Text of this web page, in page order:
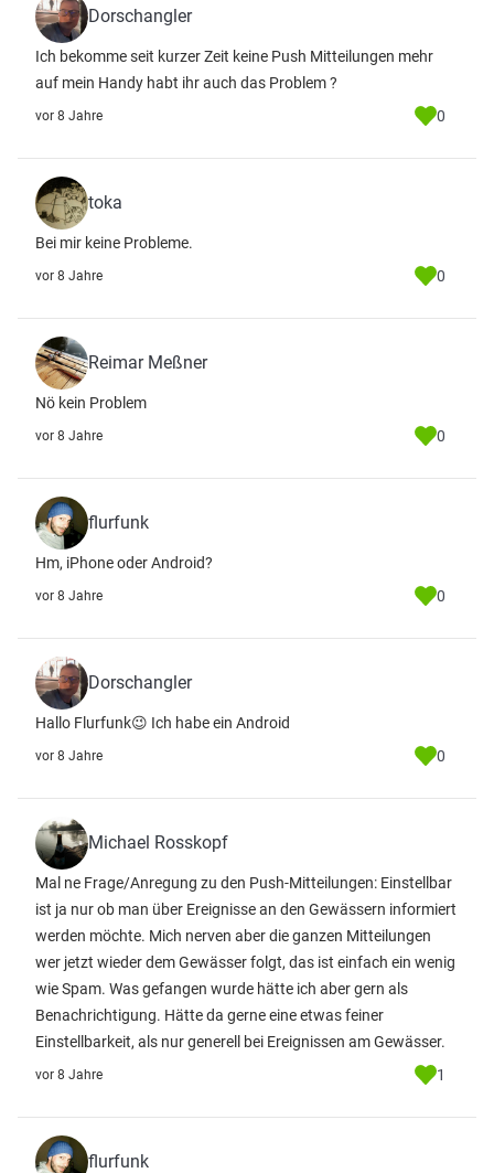
Dorschangler
Ich bekomme seit kurzer Zeit keine Push Mitteilungen mehr
auf mein Handy habt ihr auch das Problem ?
vor 8 Jahre 0
toka
Bei mir keine Probleme.
vor 8 Jahre 0
Reimar Meßner
Nö kein Problem
vor 8 Jahre 0
flurfunk
Hm, iPhone oder Android?
vor 8 Jahre 0
Dorschangler
Hallo Flurfunk😉 Ich habe ein Android
vor 8 Jahre 0
Michael Rosskopf
Mal ne Frage/Anregung zu den Push-Mitteilungen: Einstellbar
ist ja nur ob man über Ereignisse an den Gewässern informiert
werden möchte. Mich nerven aber die ganzen Mitteilungen
wer jetzt wieder dem Gewässer folgt, das ist einfach ein wenig
wie Spam. Was gefangen wurde hätte ich aber gern als
Benachrichtigung. Hätte da gerne eine etwas feiner
Einstellbarkeit, als nur generell bei Ereignissen am Gewässer.
vor 8 Jahre 1
flurfunk